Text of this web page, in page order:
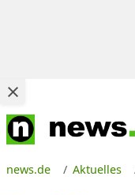
news.de Aktuelles